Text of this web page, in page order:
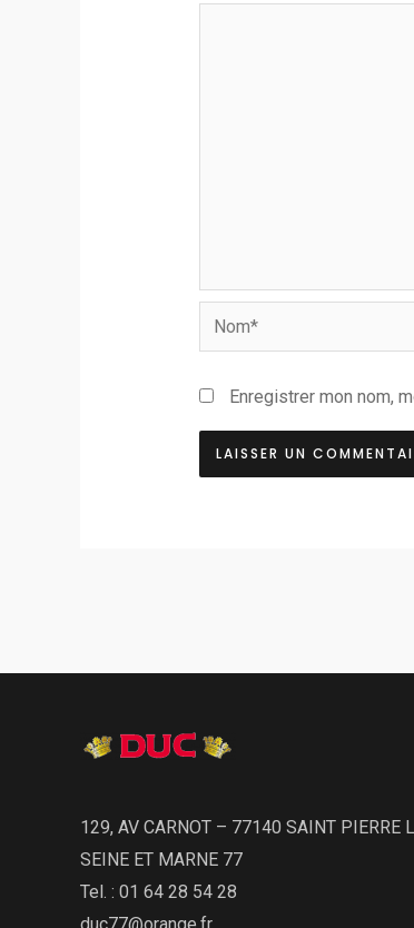
Nom*
Enregistrer mon nom,
129, AV CARNOT – 77140 SAINT PIERRE
SEINE ET MARNE 77
Tel. : 01 64 28 54 28